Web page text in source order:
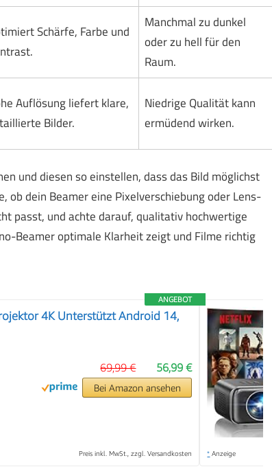
Schärfe, Farbe und
Manchmal zu dunkel
oder zu hell für den
Raum.
Auflösung liefert klare,
Bilder.
Niedrige Qualität kann
ermüdend wirken.
und diesen so einstellen, dass das Bild möglichst
dein Beamer eine Pixelverschiebung oder Lens-
passt, und achte darauf, qualitativ hochwertige
Beamer optimale Klarheit zeigt und Filme richtig
ANGEBOT
4K Unterstützt Android 14,
56,99 €
69,99 €
Bei Amazon ansehen
Preis inkl. MwSt., zzgl. Versandkosten * Anzeige
❯